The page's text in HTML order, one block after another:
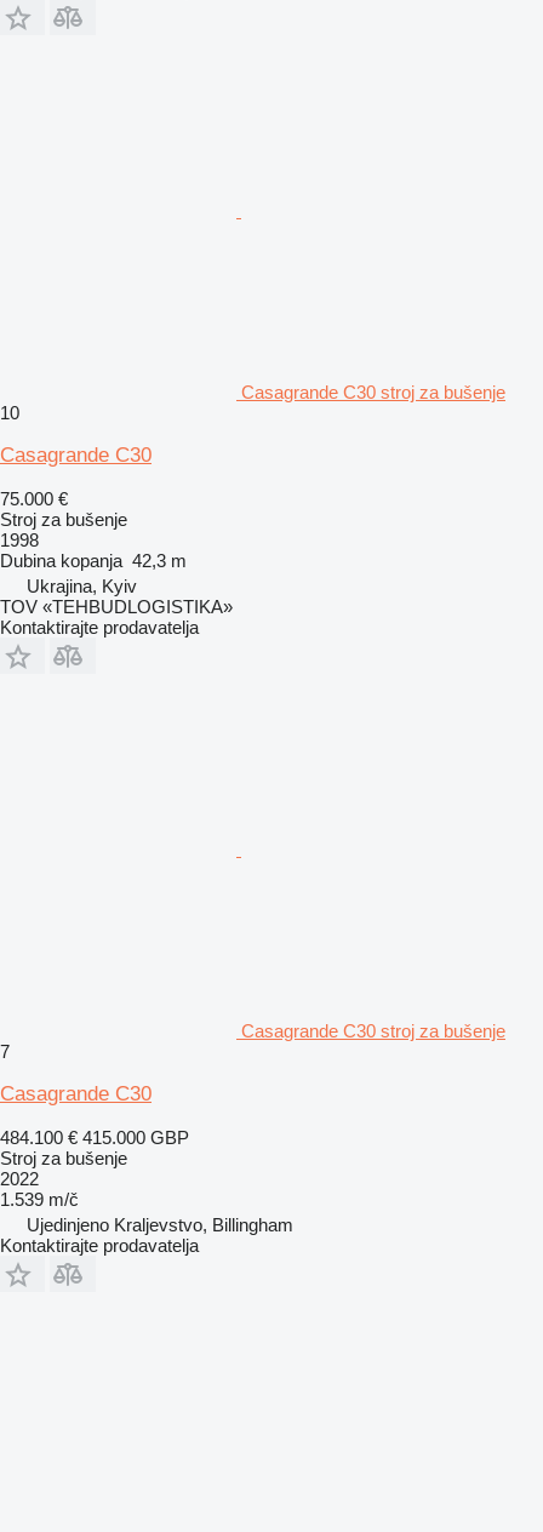
Casagrande C30 stroj za bušenje
10
Casagrande C30
75.000 €
Stroj za bušenje
1998
Dubina kopanja 42,3 m
Ukrajina, Kyiv
TOV «TEHBUDLOGISTIKA»
Kontaktirajte prodavatelja
Casagrande C30 stroj za bušenje
7
Casagrande C30
484.100 € 415.000 GBP
Stroj za bušenje
2022
1.539 m/č
Ujedinjeno Kraljevstvo, Billingham
Kontaktirajte prodavatelja